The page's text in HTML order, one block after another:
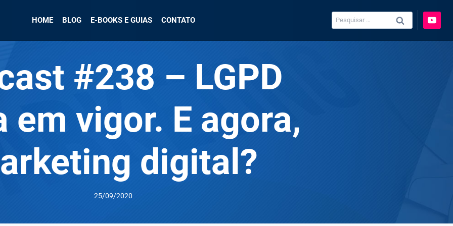
HOME BLOG E-BOOKS E GUIAS CONTATO
Pesquisar
por:
#238 – LGPD
em vigor. E agora,
digital?
25/09/2020